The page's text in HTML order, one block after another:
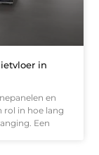
in
en
rol in hoe lang
Een